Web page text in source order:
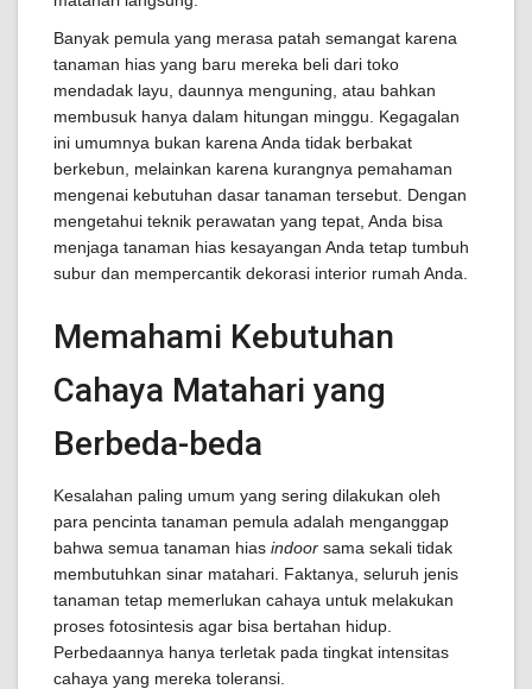
Banyak pemula yang merasa patah semangat karena
tanaman hias yang baru mereka beli dari toko
mendadak layu, daunnya menguning, atau bahkan
membusuk hanya dalam hitungan minggu. Kegagalan
ini umumnya bukan karena Anda tidak berbakat
berkebun, melainkan karena kurangnya pemahaman
mengenai kebutuhan dasar tanaman tersebut. Dengan
mengetahui teknik perawatan yang tepat, Anda bisa
menjaga tanaman hias kesayangan Anda tetap tumbuh
subur dan mempercantik dekorasi interior rumah Anda.
Memahami Kebutuhan
Cahaya Matahari yang
Berbeda-beda
Kesalahan paling umum yang sering dilakukan oleh
para pencinta tanaman pemula adalah menganggap
bahwa semua tanaman hias indoor sama sekali tidak
membutuhkan sinar matahari. Faktanya, seluruh jenis
tanaman tetap memerlukan cahaya untuk melakukan
proses fotosintesis agar bisa bertahan hidup.
Perbedaannya hanya terletak pada tingkat intensitas
cahaya yang mereka toleransi.